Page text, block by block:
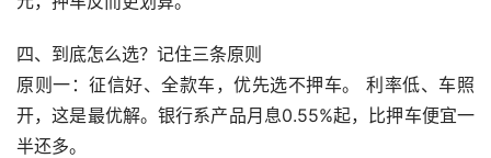
四、到底怎么选？记住三条原则
原则一：征信好、全款车，优先选不押车。 利率低、车照
开，这是最优解。银行系产品月息0.55%起，比押车便宜一
半还多。